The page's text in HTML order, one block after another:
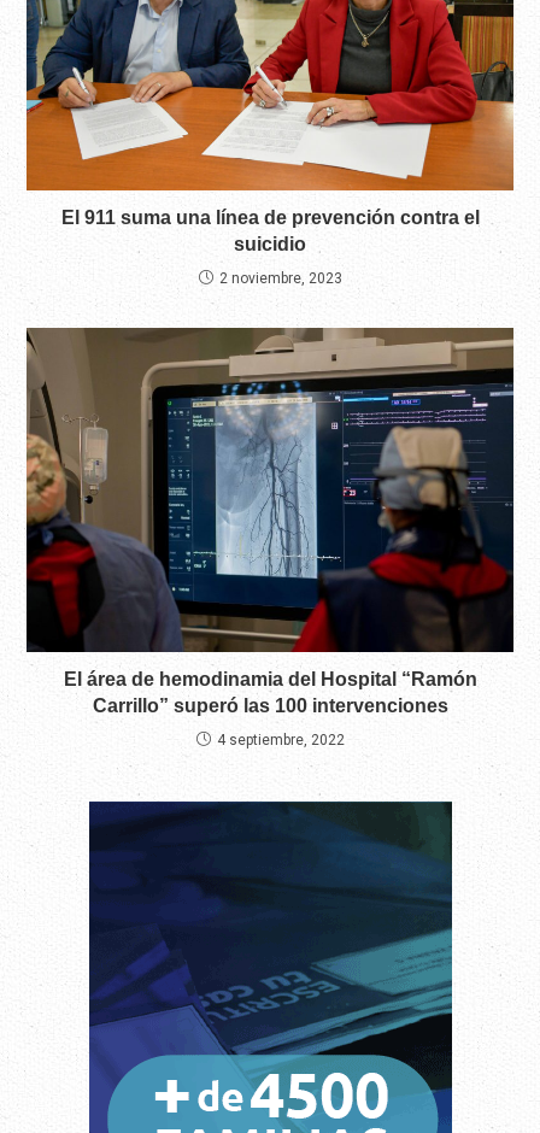
El 911 suma una línea de prevención contra el
suicidio
2 noviembre, 2023
El área de hemodinamia del Hospital “Ramón
Carrillo” superó las 100 intervenciones
4 septiembre, 2022